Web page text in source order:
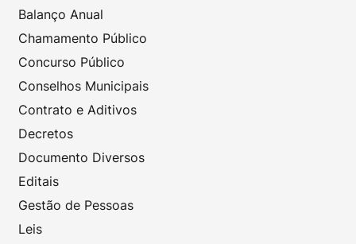
Balanço Anual
Chamamento Público
Concurso Público
Conselhos Municipais
Contrato e Aditivos
Decretos
Documento Diversos
Editais
Gestão de Pessoas
Leis